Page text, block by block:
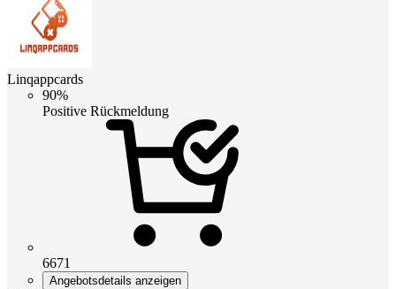
Linqappcards
90%
Positive Rückmeldung
6671
Angebotsdetails anzeigen